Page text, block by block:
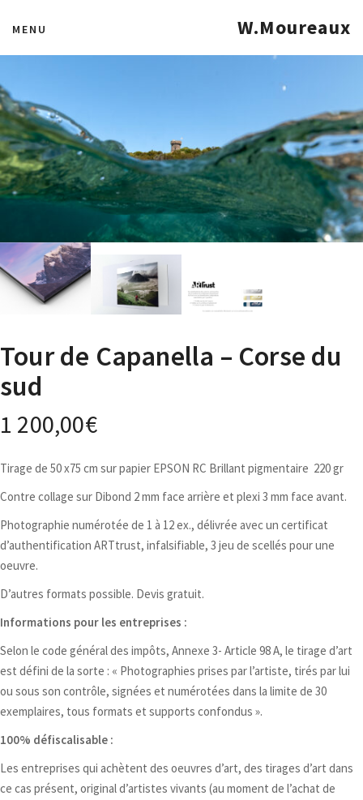
MENU W.Moureaux
Tour de Capanella – Corse du
sud
1 200,00€
Tirage de 50 x75 cm sur papier EPSON RC Brillant pigmentaire 220 gr
Contre collage sur Dibond 2 mm face arrière et plexi 3 mm face avant.
Photographie numérotée de 1 à 12 ex., délivrée avec un certificat
d’authentification ARTtrust, infalsifiable, 3 jeu de scellés pour une
oeuvre.
D’autres formats possible. Devis gratuit.
Informations pour les entreprises :
Selon le code général des impôts, Annexe 3- Article 98 A, le tirage d’art
est défini de la sorte : « Photographies prises par l’artiste, tirés par lui
ou sous son contrôle, signées et numérotées dans la limite de 30
exemplaires, tous formats et supports confondus ».
100% défiscalisable :
Les entreprises qui achètent des oeuvres d’art, des tirages d’art dans
ce cas présent, original d’artistes vivants (au moment de l’achat de